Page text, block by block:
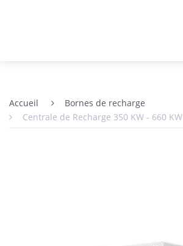
Accueil
Bornes de recharge
Centrale de Recharge 350 KW - 660 KW